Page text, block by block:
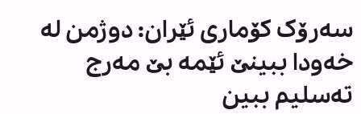
سەرۆک کۆماری ئێران: دوژمن لە
خەودا ببینێ ئێمە بێ مەرج
تەسلیم ببین